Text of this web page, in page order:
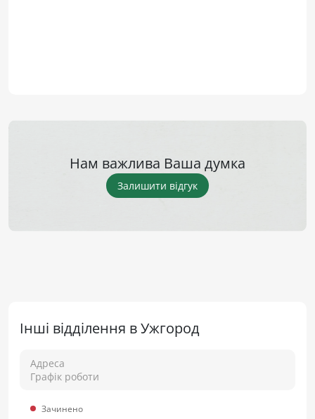
Нам важлива Ваша думка
Залишити відгук
Інші відділення в Ужгород
Адреса
Графік роботи
Зачинено